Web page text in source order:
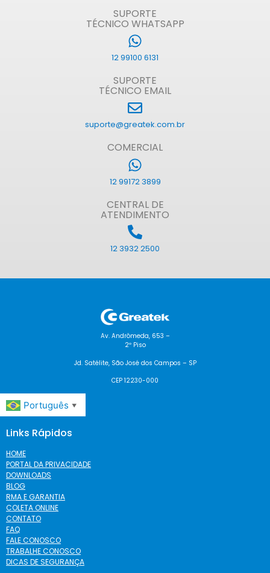
SUPORTE
TÉCNICO WHATSAPP
12 99100 6131
SUPORTE
TÉCNICO EMAIL
suporte@greatek.com.br
COMERCIAL
12 99172 3899
CENTRAL DE
ATENDIMENTO
12 3932 2500
Av. Andrômeda, 653 –
2º Piso
Jd. Satélite, São José dos Campos – SP
CEP 12230-000
Português ▼
Links Rápidos
HOME
PORTAL DA PRIVACIDADE
DOWNLOADS
BLOG
RMA E GARANTIA
COLETA ONLINE
CONTATO
FAQ
FALE CONOSCO
TRABALHE CONOSCO
DICAS DE SEGURANÇA